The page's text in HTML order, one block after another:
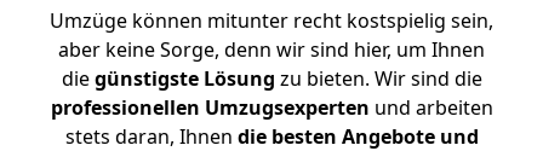
Umzüge können mitunter recht kostspielig sein,
aber keine Sorge, denn wir sind hier, um Ihnen
diegünstigste Lösung zu bieten. Wir sind die
professionellen Umzugsexperten und arbeiten
stets daran, Ihnen die besten Angebote und